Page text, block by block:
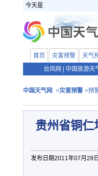
今天是
首页 灾害预警 天气
台风网
中国旅游天
中国天气网 >灾害预警 >预
贵州省铜
发布日期2011年07月28